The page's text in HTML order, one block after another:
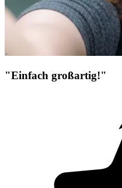
"Einfach großartig!"